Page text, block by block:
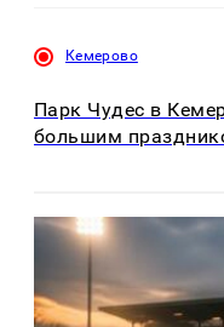
Кемерово
Парк Чудес в
большим